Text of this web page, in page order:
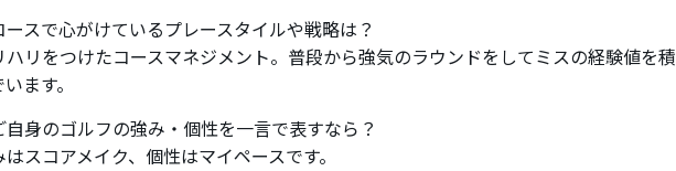
スで心がけているプレースタイルや戦略は？
ハリをつけたコースマネジメント。普段から強気のラウンドをしてミスの経験値を積
ます。
身のゴルフの強み・個性を一言で表すなら？
はスコアメイク、個性はマイペースです。